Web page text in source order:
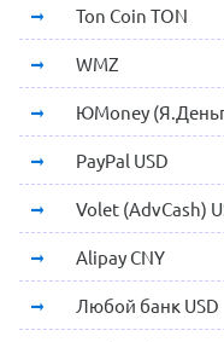
Ton Coin TON
WMZ
ЮMoney
PayPal USD
Volet (AdvCash)
Alipay CNY
Любой банк USD